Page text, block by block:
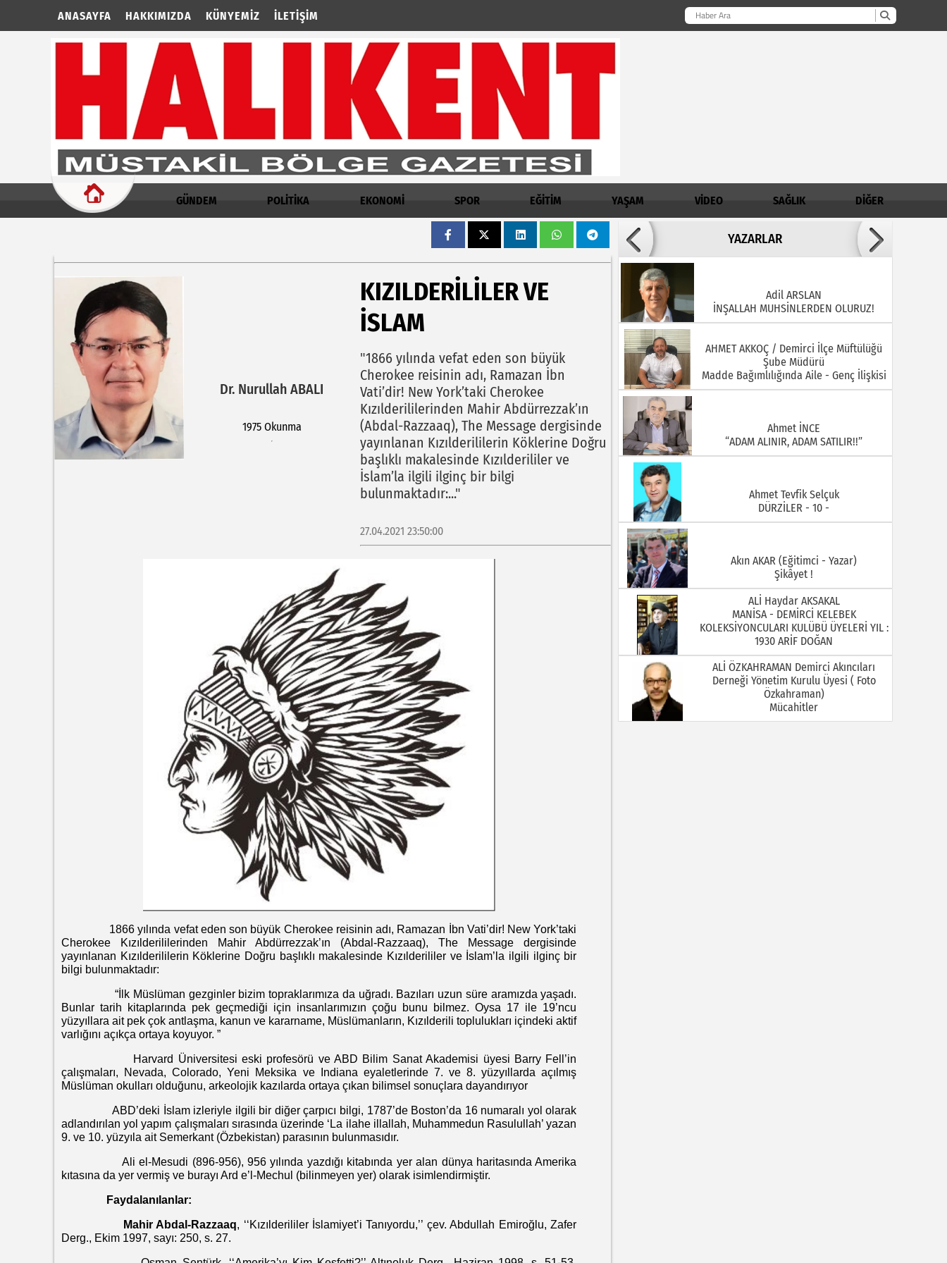
ANASAYFA HAKKIMIZDA KÜNYEMIZ İLETIŞIM
GÜNDEM POLİTİKA EKONOMİ SPOR EĞİTİM YAŞAM VİDEO SAĞLIK DİĞER
Dr. Nurullah ABALI
1975 Okunma
KIZILDERILILER VE
İSLAM
"1866 yılında vefat eden son büyük
Cherokee reisinin adı, Ramazan İbn
Vati’dir! New York’taki Cherokee
Kızılderililerinden Mahir Abdürrezzak’ın
(Abdal-Razzaaq), The Message dergisinde
yayınlanan Kızılderililerin Köklerine Doğru
başlıklı makalesinde Kızılderililer ve
İslam’la ilgili ilginç bir bilgi
bulunmaktadır:..."
27.04.2021 23:50:00
1866 yılında vefat eden son büyük Cherokee reisinin adı, Ramazan İbn Vati’dir! New York’taki
Cherokee Kızılderililerinden Mahir Abdürrezzak’ın (Abdal-Razzaaq), The Message dergisinde
yayınlanan Kızılderililerin Köklerine Doğru başlıklı makalesinde Kızılderililer ve İslam’la ilgili ilginç bir
bilgi bulunmaktadır:
“İlk Müslüman gezginler bizim topraklarımıza da uğradı. Bazıları uzun süre aramızda yaşadı.
Bunlar tarih kitaplarında pek geçmediği için insanlarımızın çoğu bunu bilmez. Oysa 17 ile 19’ncu
yüzyıllara ait pek çok antlaşma, kanun ve kararname, Müslümanların, Kızılderili toplulukları içindeki aktif
varlığını açıkça ortaya koyuyor. ”
Harvard Üniversitesi eski profesörü ve ABD Bilim Sanat Akademisi üyesi Barry Fell’in
çalışmaları, Nevada, Colorado, Yeni Meksika ve Indiana eyaletlerinde 7. ve 8. yüzyıllarda açılmış
Müslüman okulları olduğunu, arkeolojik kazılarda ortaya çıkan bilimsel sonuçlara dayandırıyor
ABD’deki İslam izleriyle ilgili bir diğer çarpıcı bilgi, 1787’de Boston’da 16 numaralı yol olarak
adlandırılan yol yapım çalışmaları sırasında üzerinde ‘La ilahe illallah, Muhammedun Rasulullah’ yazan
9. ve 10. yüzyıla ait Semerkant (Özbekistan) parasının bulunmasıdır.
Ali el-Mesudi (896-956), 956 yılında yazdığı kitabında yer alan dünya haritasında Amerika
kıtasına da yer vermiş ve burayı Ard e’l-Mechul (bilinmeyen yer) olarak isimlendirmiştir.
Faydalanılanlar:
Mahir Abdal-Razzaaq, ‘‘Kızılderililer İslamiyet’i Tanıyordu,’’ çev. Abdullah Emiroğlu, Zafer
Derg., Ekim 1997, sayı: 250, s. 27.
YAZARLAR
İNŞALLAH MUHSİNLERDEN OLURUZ!
Şube Müdürü
Madde Bağımlılığında Aile - Genç İlişkisi
Ahmet İNCE
“ADAM ALINIR, ADAM SATILIR!!”
Ahmet Tevfik Selçuk
DÜRZİLER - 10 -
Akın AKAR (Eğitimci - Yazar)
Şikâyet !
KOLEKSİYONCULARI KULÜBÜ ÜYELERİ YIL :
1930 ARİF DOĞAN
ALİ ÖZKAHRAMAN Demirci Akıncıları
Derneği Yönetim Kurulu Üyesi ( Foto
Özkahraman)
Mücahitler
Ali Öztürkmen / Emekli Öğretmen
YOKSA